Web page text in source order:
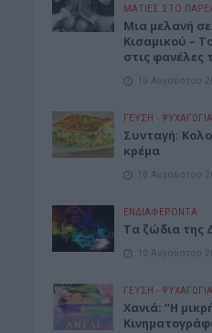
ΜΑΤΙΕΣ ΣΤΟ
Μια μελανή
Κισαμικού –
στις φανέλες
10 Αυγούστου
ΓΕΎΣΗ - ΨΥΧΑΓΩΓΊΑ
Συνταγή:
κρέμα
10 Αυγούστου
ΕΝΔΙΑΦΕΡΟΝΤΑ
Τα ζώδια της
10 Αυγούστου
ΓΕΎΣΗ - ΨΥΧΑΓΩΓΊΑ
Χανιά: “Η